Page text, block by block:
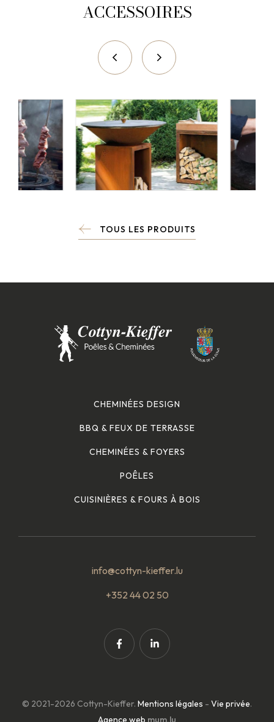
ACCESSOIRES
TOUS LES PRODUITS
CHEMINÉES DESIGN
BBQ & FEUX DE TERRASSE
CHEMINÉES & FOYERS
POÊLES
CUISINIÈRES & FOURS À BOIS
info@cottyn-kieffer.lu
+352 44 02 50
© 2021-2026 Cottyn-Kieffer. Mentions légales - Vie privée.
Agence web mum.lu